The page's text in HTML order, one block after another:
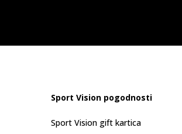
Sport Vision pogodnosti
Sport Vision gift kartica